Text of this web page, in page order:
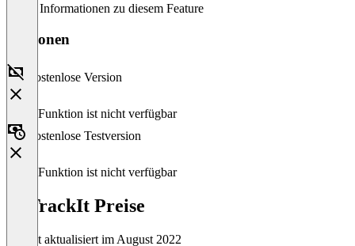
Keine Informationen zu diesem Feature
Versionen
Kostenlose Version
Diese Funktion ist nicht verfügbar
Kostenlose Testversion
Diese Funktion ist nicht verfügbar
EzTrackIt Preise
Zuletzt aktualisiert im August 2022